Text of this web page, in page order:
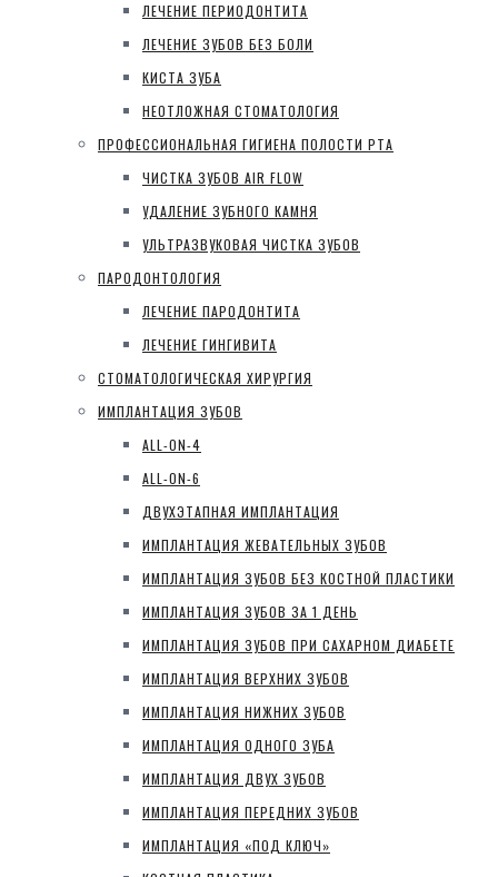
ЛЕЧЕНИЕ ПЕРИОДОНТИТА
ЛЕЧЕНИЕ ЗУБОВ БЕЗ БОЛИ
КИСТА ЗУБА
НЕОТЛОЖНАЯ СТОМАТОЛОГИЯ
ПРОФЕССИОНАЛЬНАЯ ГИГИЕНА ПОЛОСТИ РТА
ЧИСТКА ЗУБОВ AIR FLOW
УДАЛЕНИЕ ЗУБНОГО КАМНЯ
УЛЬТРАЗВУКОВАЯ ЧИСТКА ЗУБОВ
ПАРОДОНТОЛОГИЯ
ЛЕЧЕНИЕ ПАРОДОНТИТА
ЛЕЧЕНИЕ ГИНГИВИТА
СТОМАТОЛОГИЧЕСКАЯ ХИРУРГИЯ
ИМПЛАНТАЦИЯ ЗУБОВ
ALL-ON-4
ALL-ON-6
ДВУХЭТАПНАЯ ИМПЛАНТАЦИЯ
ИМПЛАНТАЦИЯ ЖЕВАТЕЛЬНЫХ ЗУБОВ
ИМПЛАНТАЦИЯ ЗУБОВ БЕЗ КОСТНОЙ ПЛАСТИКИ
ИМПЛАНТАЦИЯ ЗУБОВ ЗА 1 ДЕНЬ
ИМПЛАНТАЦИЯ ЗУБОВ ПРИ САХАРНОМ ДИАБЕТЕ
ИМПЛАНТАЦИЯ ВЕРХНИХ ЗУБОВ
ИМПЛАНТАЦИЯ НИЖНИХ ЗУБОВ
ИМПЛАНТАЦИЯ ОДНОГО ЗУБА
ИМПЛАНТАЦИЯ ДВУХ ЗУБОВ
ИМПЛАНТАЦИЯ ПЕРЕДНИХ ЗУБОВ
ИМПЛАНТАЦИЯ «ПОД КЛЮЧ»